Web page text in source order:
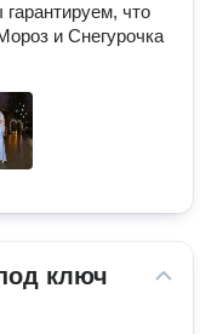
что
и Снегурочка
ключ